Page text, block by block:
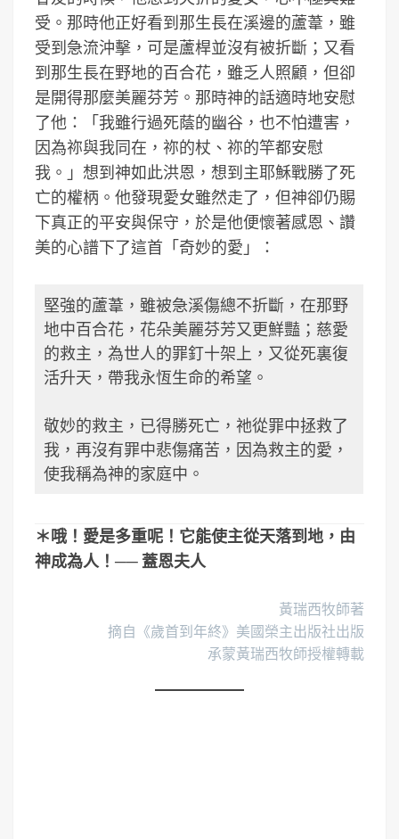
受。那時他正好看到那生長在溪邊的蘆葦，雖
受到急流沖擊，可是蘆桿並沒有被折斷；又看
到那生長在野地的百合花，雖乏人照顧，但卻
是開得那麼美麗芬芳。那時神的話適時地安慰
了他：「我雖行過死蔭的幽谷，也不怕遭害，
因為祢與我同在，祢的杖、祢的竿都安慰
我。」想到神如此洪恩，想到主耶穌戰勝了死
亡的權柄。他發現愛女雖然走了，但神卻仍賜
下真正的平安與保守，於是他便懷著感恩、讚
美的心譜下了這首「奇妙的愛」：
堅強的蘆葦，雖被急溪傷總不折斷，在那野
地中百合花，花朵美麗芬芳又更鮮豔；慈愛
的救主，為世人的罪釘十架上，又從死裏復
活升天，帶我永恆生命的希望。
敬妙的救主，已得勝死亡，祂從罪中拯救了
我，再沒有罪中悲傷痛苦，因為救主的愛，
使我稱為神的家庭中。
＊哦！愛是多重呢！它能使主從天落到地，由
神成為人！── 蓋恩夫人
黃瑞西牧師著
摘自《歲首到年終》美國榮主出版社出版
承蒙黃瑞西牧師授權轉載